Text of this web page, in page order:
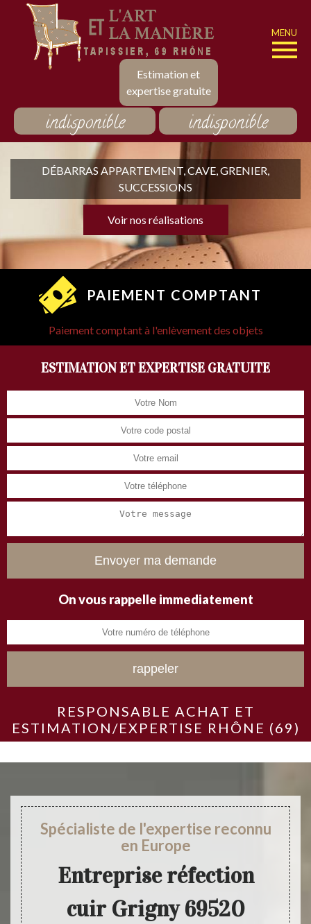
Estimation et
expertise gratuite
MENU
indisponible indisponible
DÉBARRAS APPARTEMENT, CAVE, GRENIER,
SUCCESSIONS
Voir nos réalisations
PAIEMENT COMPTANT
Paiement comptant à l'enlèvement des objets
ESTIMATION ET EXPERTISE GRATUITE
On vous rappelle immediatement
RESPONSABLE ACHAT ET
ESTIMATION/EXPERTISE RHÔNE (69)
Spécialiste de l'expertise reconnu
en Europe
Entreprise réfection
cuir Grigny 69520